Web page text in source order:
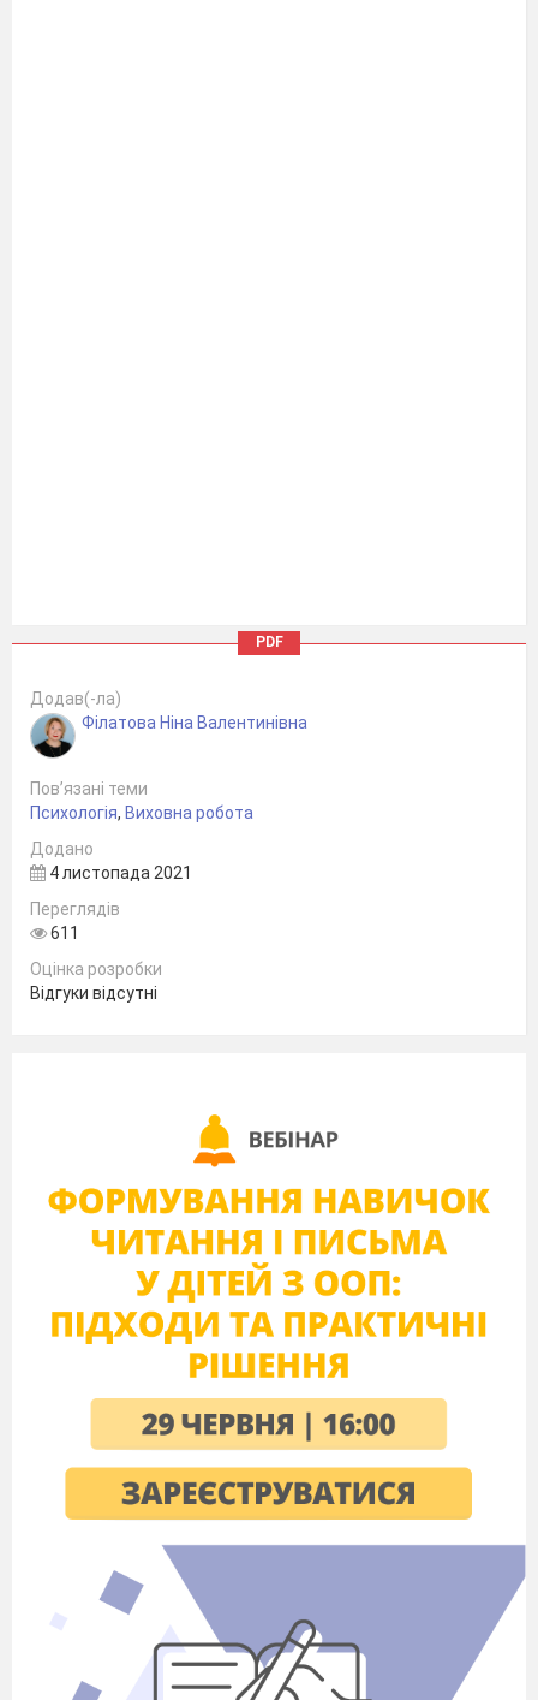
PDF
Додав(-ла)
Філатова Ніна Валентинівна
Пов’язані теми
Психологія, Виховна робота
Додано
4 листопада 2021
Переглядів
611
Оцінка розробки
Відгуки відсутні